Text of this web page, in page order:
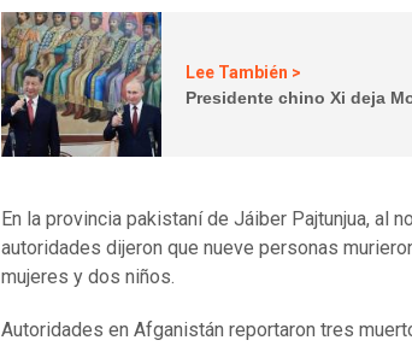
Lee También >
Presidente chino Xi deja
En la provincia pakistaní de Jáiber Pajtunjua, al
autoridades dijeron que nueve personas
mujeres y dos niños.
Autoridades en Afganistán reportaron tres